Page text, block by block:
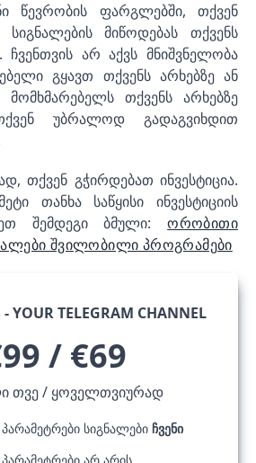
წევრობის ფარგლებში, თქვენ
მიწოდებას თქვენს
ჩვენთვის არ აქვს მნიშვნელობა
გყავთ თქვენს არხებზე ან
თქვენს არხებზე
უბრალოდ გადაგვიხდით
თქვენ გჭირდებათ ინვესტიცია.
თანხა საწყისი ინვესტიციის
შემდეგი ბმული:ორობითი
შვილობილი პროგრამები
YOUR TELEGRAM CHANNEL
/ €69
თვე / ყოველთვიურად
სიგნალები ჩვენი